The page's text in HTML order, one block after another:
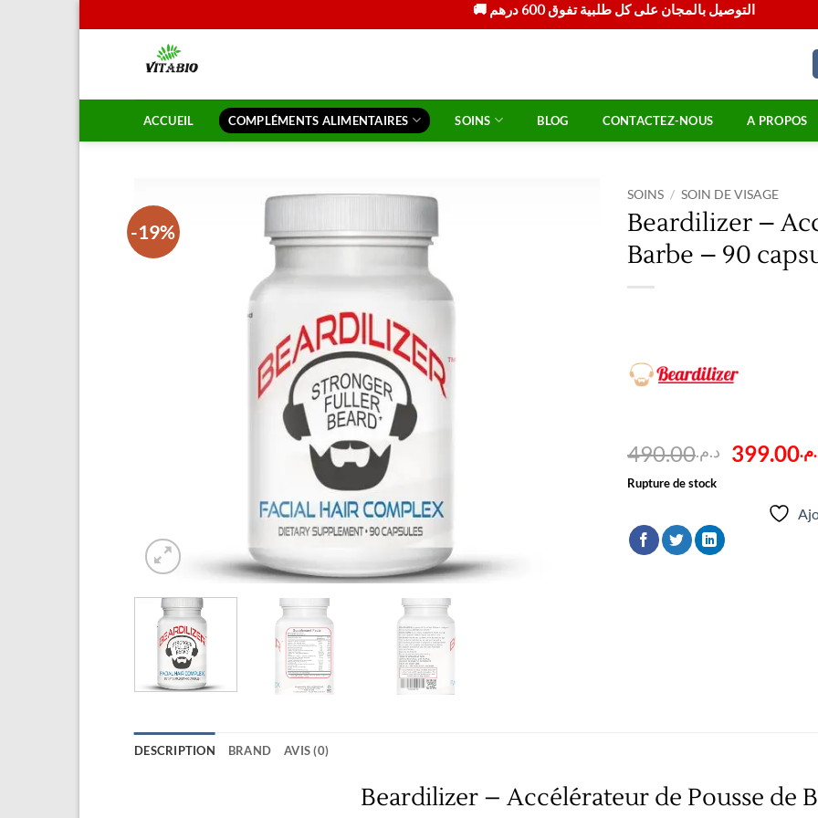
au
🚚 التوصيل بالمجان على كل طلبية تفوق 600 درهم
ACCUEIL COMPLÉMENTS ALIMENTAIRES SOINS BLOG CONTACTEZ-NOUS A PROPOS
-19%
SOINS / SOIN DE VISAGE
Beardilizer –
Barbe – 90
د.م.490.00
Le
était :
399.00
Rupture de stock
DESCRIPTION BRAND AVIS (0)
Beardilizer – Accélérateur de Pousse de